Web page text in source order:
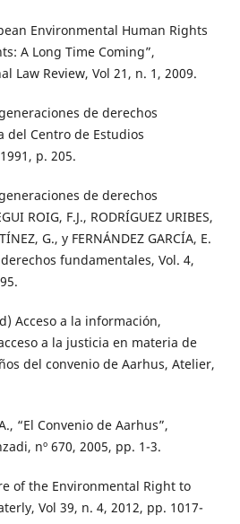
Environmental Human Rights
A Long Time Coming”,
Law Review, Vol 21, n. 1, 2009.
generaciones de derechos
del Centro de Estudios
p. 205.
generaciones de derechos
ROIG, F.J., RODRÍGUEZ URIBES,
G., y FERNÁNDEZ GARCÍA, E.
fundamentales, Vol. 4,
Acceso a la información,
a la justicia en materia de
del convenio de Aarhus, Atelier,
“El Convenio de Aarhus”,
nº 670, 2005, pp. 1-3.
of the Environmental Right to
Vol 39, n. 4, 2012, pp. 1017-